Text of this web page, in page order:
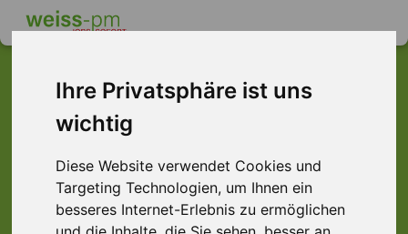
Ihre Privatsphäre ist uns
wichtig
Diese Website verwendet Cookies und
Targeting Technologien, um Ihnen ein
besseres Internet-Erlebnis zu ermöglichen
Dieser Job ist leider
nicht mehr verfügbar ...
... aber vielleicht ist hier etwas dabei: